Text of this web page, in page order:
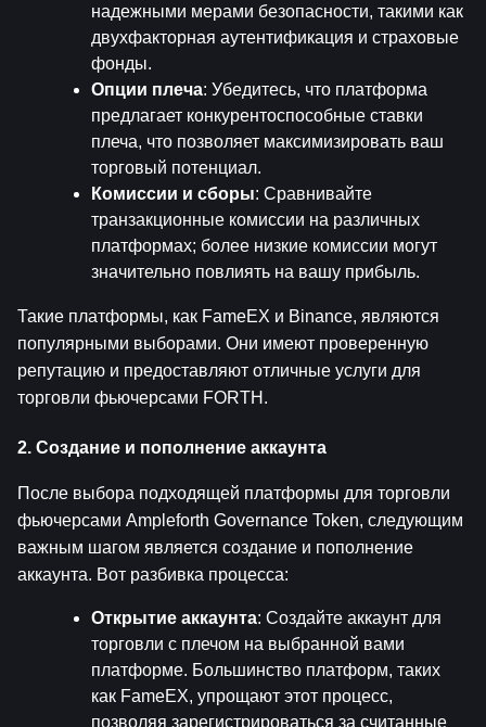
надежными мерами безопасности, такими как
двухфакторная аутентификация и страховые
фонды.
Опции плеча: Убедитесь, что платформа
предлагает конкурентоспособные ставки
плеча, что позволяет максимизировать ваш
торговый потенциал.
Комиссии и сборы: Сравнивайте
транзакционные комиссии на различных
платформах; более низкие комиссии могут
значительно повлиять на вашу прибыль.
Такие платформы, как FameEX и Binance, являются
популярными выборами. Они имеют проверенную
репутацию и предоставляют отличные услуги для
торговли фьючерсами FORTH.
2. Создание и пополнение аккаунта
После выбора подходящей платформы для торговли
фьючерсами Ampleforth Governance Token, следующим
важным шагом является создание и пополнение
аккаунта. Вот разбивка процесса:
Открытие аккаунта: Создайте аккаунт для
торговли с плечом на выбранной вами
платформе. Большинство платформ, таких
как FameEX, упрощают этот процесс,
позволяя зарегистрироваться за считанные